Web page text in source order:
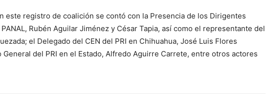
este registro de coalición se contó con la Presencia de los Dirigentes
Rubén Aguilar Jiménez y César Tapia, así como el representante del
el Delegado del CEN del PRI en Chihuahua, José Luis Flores
General del PRI en el Estado, Alfredo Aguirre Carrete, entre otros actores